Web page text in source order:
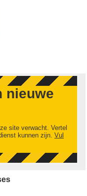
nieuwe
site verwacht. Vertel
kunnen zijn. Vul